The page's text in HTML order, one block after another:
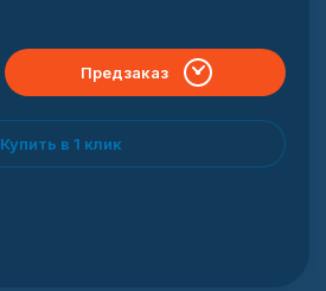
Предзаказ
Купить в 1 клик